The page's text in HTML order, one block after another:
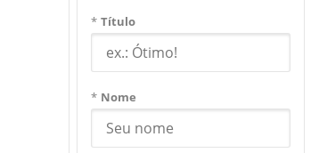
* Título
* Nome